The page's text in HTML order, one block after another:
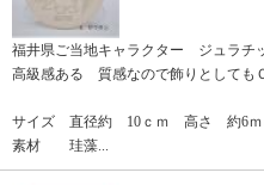
福井県ご当地キャラクター ジュラ
高級感ある 質感なので飾りとしても
サイズ 直径約 10ｃｍ 高さ 約6ｍ
素材 珪藻...